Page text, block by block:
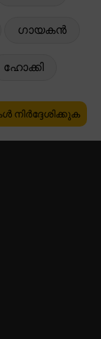
ഗായകൻ
ഹോക്കി
നിർദ്ദേശിക്കുക